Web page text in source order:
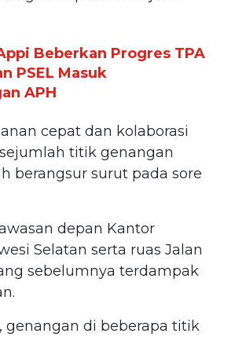
Beberkan Progres TPA
PSEL Masuk
APH
cepat dan kolaborasi
titik genangan
berangsur surut pada sore
depan Kantor
Selatan serta ruas Jalan
sebelumnya terdampak
genangan di beberapa titik